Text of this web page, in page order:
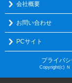
会社概要
お問い合わせ
PCサイト
プライバ
Copyright(c) Ｎ